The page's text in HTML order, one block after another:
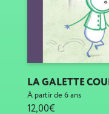
LA GALETTE
À partir de 6 ans
12,00€